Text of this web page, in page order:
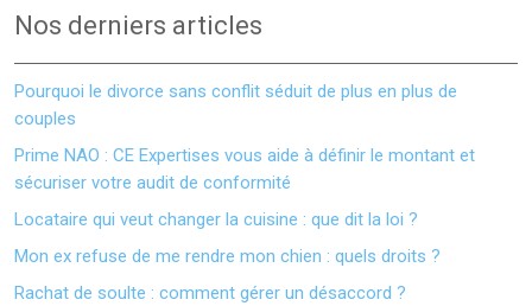
Nos derniers articles
Pourquoi le divorce sans conflit séduit de plus en plus de
couples
Prime NAO : CE Expertises vous aide à définir le montant et
sécuriser votre audit de conformité
Locataire qui veut changer la cuisine : que dit la loi ?
Mon ex refuse de me rendre mon chien : quels droits ?
Rachat de soulte : comment gérer un désaccord ?